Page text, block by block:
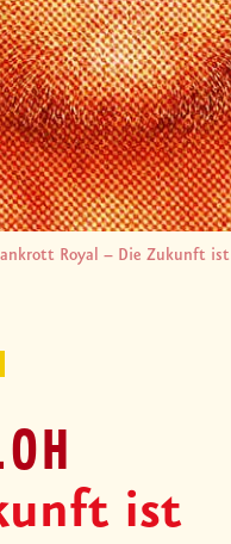
Royal – Die Zukunft ist
ist